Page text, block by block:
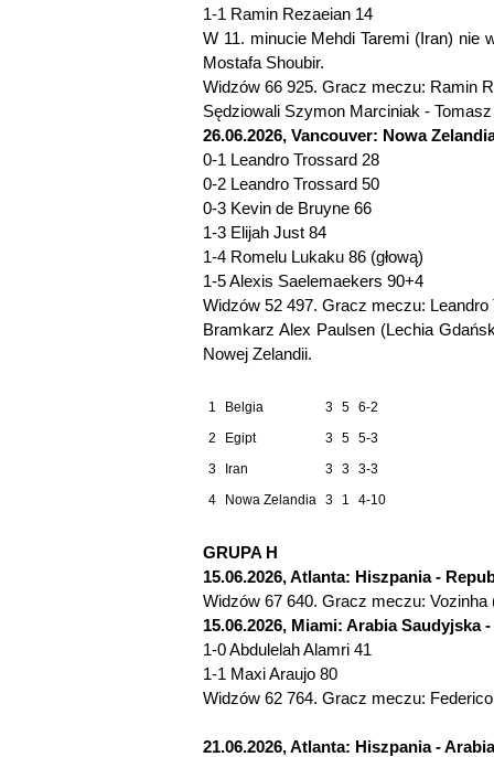
1-1 Ramin Rezaeian 14
W 11. minucie Mehdi Taremi (Iran) nie
Mostafa Shoubir.
Widzów 66 925. Gracz meczu: Ramin
Sędziowali Szymon Marciniak -
26.06.2026, Vancouver: Nowa
0-1 Leandro Trossard 28
0-2 Leandro Trossard 50
0-3 Kevin de Bruyne 66
1-3 Elijah Just 84
1-4 Romelu Lukaku 86 (głową)
1-5 Alexis Saelemaekers 90+4
Widzów 52 497. Gracz meczu: Leandro
Bramkarz Alex Paulsen (Lechia
Nowej Zelandii.
1 Belgia 3 5 6-2
2
Egipt 3 5 5-3
3
Iran 3 3 3-3
4
Nowa Zelandia 3 1 4-10
GRUPA H
15.06.2026, Atlanta: Hiszpania -
Widzów 67 640. Gracz meczu:
15.06.2026, Miami: Arabia Saudyjska
1-0 Abdulelah Alamri 41
1-1 Maxi Araujo 80
Widzów 62 764. Gracz meczu:
21.06.2026, Atlanta: Hiszpania -